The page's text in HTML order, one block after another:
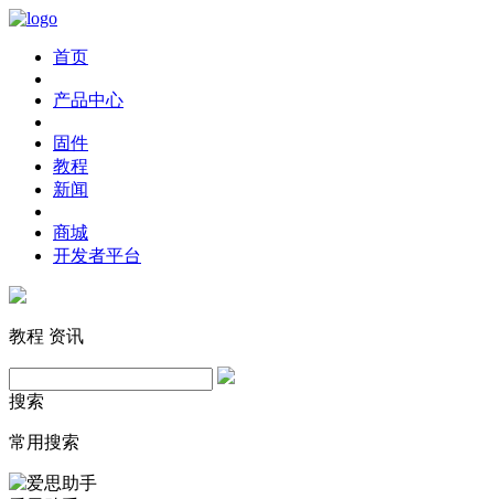
首页
产品中心
固件
教程
新闻
商城
开发者平台
教程 资讯
搜索
常用搜索